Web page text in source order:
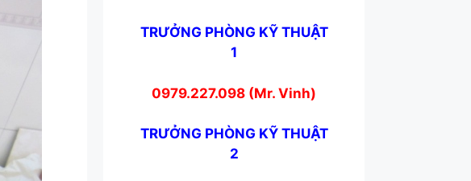
TRƯỞNG PHÒNG KỸ THUẬT
1
0979.227.098 (Mr. Vinh)
TRƯỞNG PHÒNG KỸ THUẬT
2